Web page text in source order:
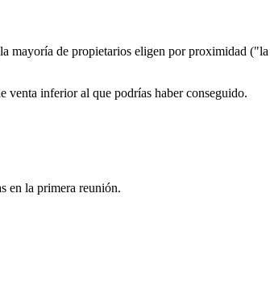
mayoría de propietarios eligen por proximidad
venta inferior al que podrías haber conseguido.
en la primera reunión.